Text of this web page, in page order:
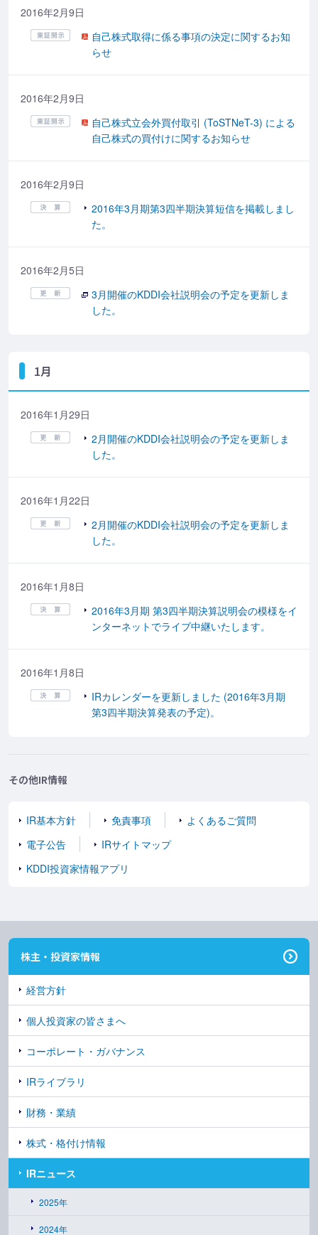
2016年2月9日
自己株式取得に係る事項の決定に関するお知
らせ
2016年2月9日
自己株式立会外買付取引 (ToSTNeT-3) による
自己株式の買付けに関するお知らせ
2016年2月9日
2016年3月期第3四半期決算短信を掲載しまし
た。
2016年2月5日
3月開催のKDDI会社説明会の予定を更新しま
した。
1月
2016年1月29日
2月開催のKDDI会社説明会の予定を更新しま
した。
2016年1月22日
2月開催のKDDI会社説明会の予定を更新しま
した。
2016年1月8日
2016年3月期 第3四半期決算説明会の模様をイ
ンターネットでライブ中継いたします。
2016年1月8日
IRカレンダーを更新しました (2016年3月期
第3四半期決算発表の予定)。
その他IR情報
IR基本方針 免責事項
よくあるご質問
電子公告
IRサイトマップ
KDDI投資家情報アプリ
株主・投資家情報
経営方針
個人投資家の皆さまへ
コーポレート・ガバナンス
IRライブラリ
財務・業績
株式・格付け情報
IRニュース
2025年
2024年